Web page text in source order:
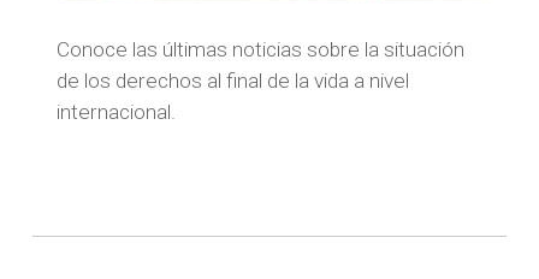
Conoce las últimas noticias sobre la situación
de los derechos al final de la vida a nivel
internacional.